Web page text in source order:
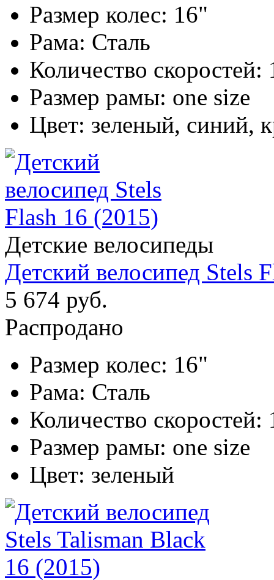
Размер колес: 16"
Рама: Сталь
Количество скоростей:
Размер рамы: one size
Цвет: зеленый, синий,
Детские велосипеды
Детский велосипед Stels
5 674 руб.
Распродано
Размер колес: 16"
Рама: Сталь
Количество скоростей:
Размер рамы: one size
Цвет: зеленый